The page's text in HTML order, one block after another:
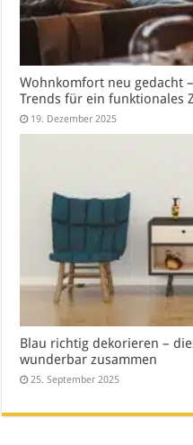
Wohnkomfort neu gedacht
Trends für ein funktionales
19. Dezember 2025
Blau richtig dekorieren –
wunderbar zusammen
25. September 2025